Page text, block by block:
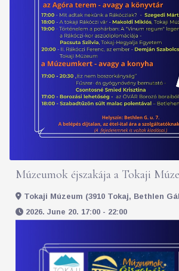
Múzeumok éjszakája a Tokaji
Tokaji Múzeum (3910 Tokaj, Bethlen
2026. June 20. 17:00 - 22:00